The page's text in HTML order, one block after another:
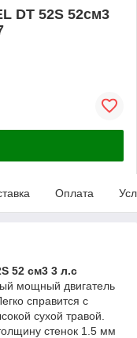
DT 52S 52см3
Оплата
52 см3 3 л.с
мощный двигатель
справится с
сухой травой.
стенок 1.5 мм